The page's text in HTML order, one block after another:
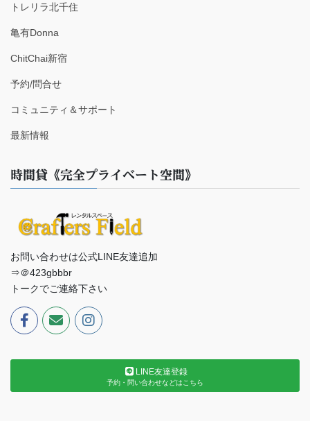
トレリラ北千住
亀有Donna
ChitChai新宿
予約/問合せ
コミュニティ＆サポート
最新情報
時間貸《完全プライベート空間》
お問い合わせは公式LINE友達追加
⇒＠423gbbbr
トークでご連絡下さい
LINE友達登録
予約・問い合わせなどはこちら